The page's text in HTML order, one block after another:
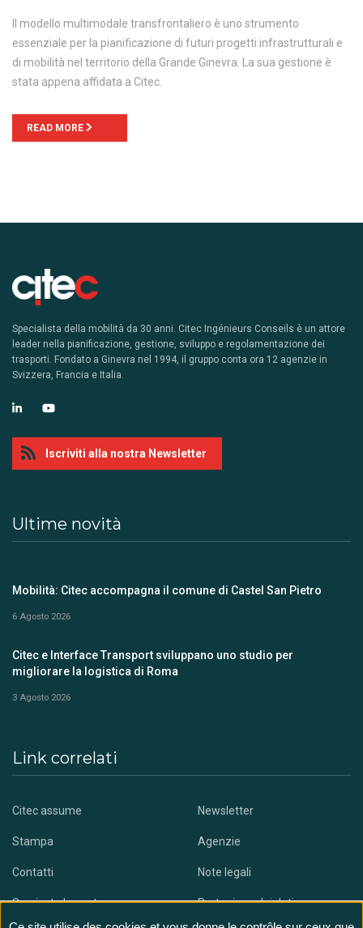
Il modello multimodale transfrontaliero è uno strumento
essenziale per la pianificazione di futuri progetti infrastrutturali e
di mobilità nel territorio della Grande Ginevra. La sua gestione è
stata appena affidata a Citec.
READ MORE
Specialista della mobilità da 30 anni. Citec Ingénieurs Conseils è un attore
leader nella pianificazione, gestione, sviluppo e regolamentazione dei
trasporti. Fondato a Ginevra nel 1994, il gruppo conta ora 12 agenzie in
Svizzera, Francia e Italia.
Iscriviti alla nostra Newsletter
Ultime novità
Mobilità: Citec accompagna il comune di Castel San Pietro
6 Agosto 2026
Citec e Interface Transport sviluppano uno studio per
migliorare la logistica di Roma
3 Agosto 2026
Link correlati
Citec assume Newsletter
Stampa Agenzie
Contatti Note legali
Scaricate la nostra app Protezione dei dati